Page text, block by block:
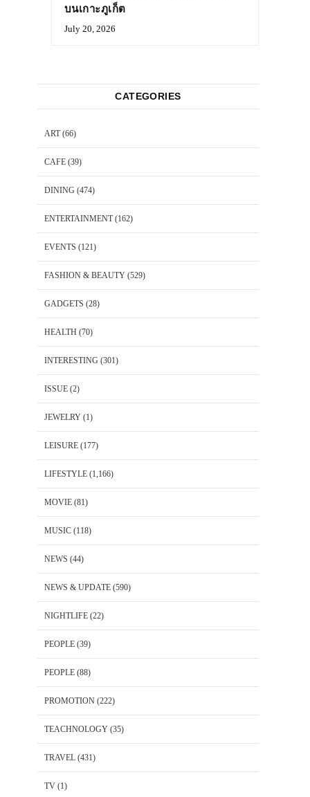
บนเกาะภูเก็ต
July 20, 2026
CATEGORIES
ART(66)
CAFE (39)
DINING (474)
ENTERTAINMENT(162)
EVENTS (121)
FASHION & BEAUTY (529)
GADGETS (28)
HEALTH (70)
INTERESTING (301)
ISSUE (2)
JEWELRY (1)
LEISURE (177)
LIFESTYLE (1,166)
MOVIE (81)
MUSIC (118)
NEWS (44)
NEWS & UPDATE (590)
NIGHTLIFE (22)
PEOPLE (39)
PEOPLE (88)
PROMOTION (222)
TEACHNOLOGY (35)
TRAVEL (431)
TV (1)